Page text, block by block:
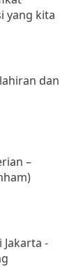
yang kita
dan
–
-